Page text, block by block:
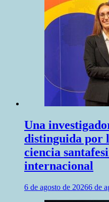
Una
distinguida por
ciencia
internacional
6 de agosto de 20266 de